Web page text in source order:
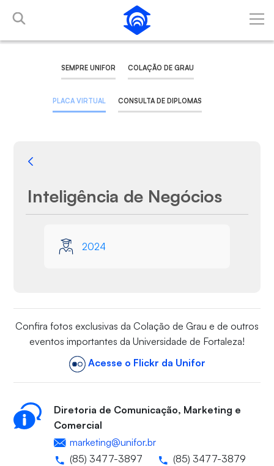
Pular para o Conteúdo principal
SEMPRE UNIFOR COLAÇÃO DE GRAU
PLACA VIRTUAL CONSULTA DE DIPLOMAS
Voltar
Inteligência de Negócios
2024
Confira fotos exclusivas da Colação de Grau e de outros
eventos importantes da Universidade de Fortaleza!
Acesse o Flickr da Unifor
Diretoria de Comunicação, Marketing e
Comercial
marketing@unifor.br
(85) 3477-3897
(85) 3477-3879